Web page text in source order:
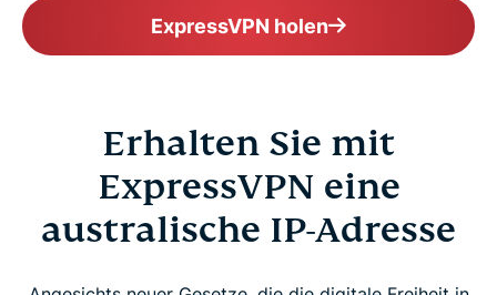
ExpressVPN holen
Erhalten Sie mit
ExpressVPN eine
australische IP-Adresse